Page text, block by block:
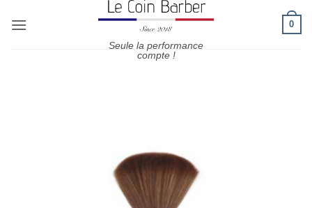
Seule la performance
compte !
0